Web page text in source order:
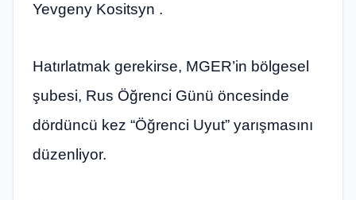
Yevgeny Kositsyn .
Hatırlatmak gerekirse, MGER’in bölgesel
şubesi, Rus Öğrenci Günü öncesinde
dördüncü kez “Öğrenci Uyut” yarışmasını
düzenliyor.